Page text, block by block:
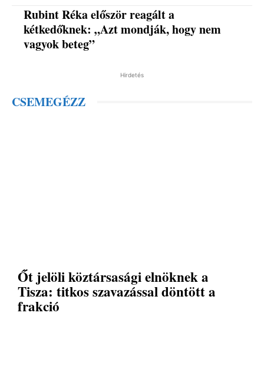
Rubint Réka először reagált a
kétkedőknek: „Azt mondják, hogy nem
vagyok beteg”
Hirdetés
CSEMEGÉZZ
Őt jelöli köztársasági elnöknek a
Tisza: titkos szavazással döntött a
frakció